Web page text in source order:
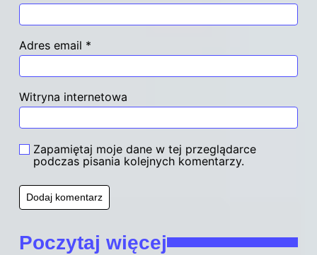
Adres email *
Witryna internetowa
Zapamiętaj moje dane w tej przeglądarce
podczas pisania kolejnych komentarzy.
Poczytaj więcej